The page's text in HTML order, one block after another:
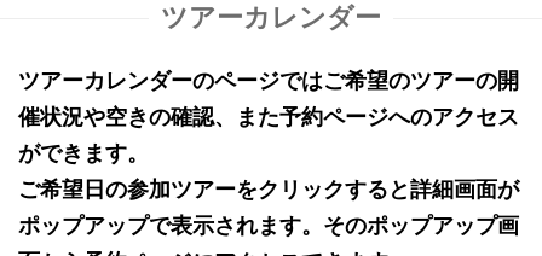
ツアーカレンダー
ツアーカレンダーのページではご希望のツアーの開
催状況や空きの確認、また予約ページへのアクセス
ができます。
ご希望日の参加ツアーをクリックすると詳細画面が
ポップアップで表示されます。そのポップアップ画